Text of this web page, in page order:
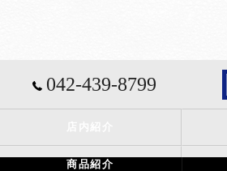
042-439-8799
商品紹介